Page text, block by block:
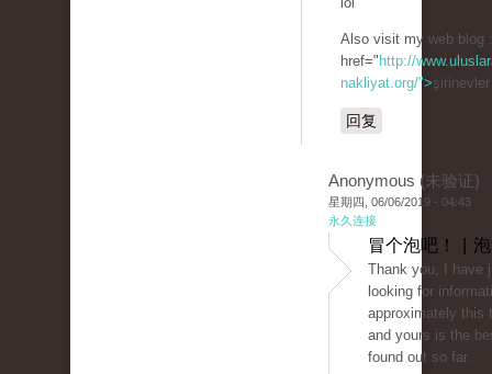
Also visit my web blog
href=" http://
nakliyat.org/">
回复
Anonymous (未验证)
星期四, 06/06/2019 - 04:43
永久连接
冒个泡吧！ |
Thank you, I have
looking for
approximately this
and yours is the
found out so far.